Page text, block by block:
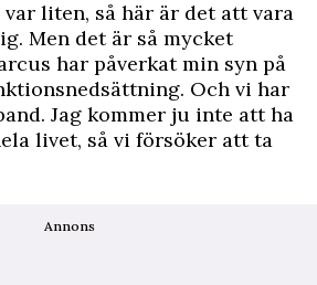
var liten, så här är det att vara
Men det är så mycket
har påverkat min syn på
Och vi har
Jag kommer ju inte att ha
livet, så vi försöker att ta
Annons